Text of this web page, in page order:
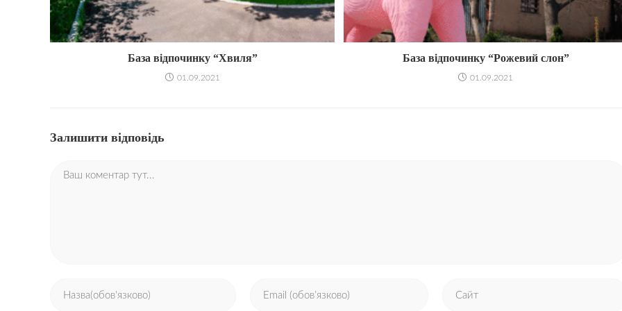
База відпочинку “Хвиля”
01.09.2021
База відпочинку “Рожевий слон”
01.09.2021
Залишити відповідь